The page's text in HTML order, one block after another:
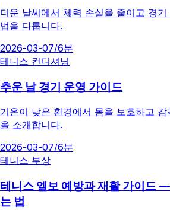
더운 날씨에서 체력 손실을 줄이고 경
법을 다룹니다.
2026-03-07/6분
테니스 컨디셔닝
추운 날 경기 운영 가이드
기온이 낮은 환경에서 몸을 보호하고
을 소개합니다.
2026-03-07/6분
테니스 부상
테니스 엘보 예방과 재활 가이드
는 법